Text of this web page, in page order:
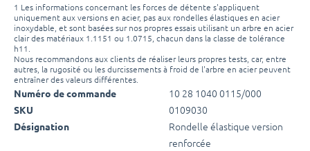
1 Les informations concernant les forces de détente s'appliquent
uniquement aux versions en acier, pas aux rondelles élastiques en acier
inoxydable, et sont basées sur nos propres essais utilisant un arbre en acier
clair des matériaux 1.1151 ou 1.0715, chacun dans la classe de tolérance
h11.
Nous recommandons aux clients de réaliser leurs propres tests, car, entre
autres, la rugosité ou les durcissements à froid de l'arbre en acier peuvent
entraîner des valeurs différentes.
Numéro de commande 10 28 1040 0115/000
SKU 0109030
Désignation
Rondelle élastique version
renforcée